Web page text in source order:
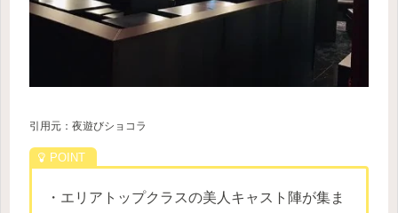
引用元：夜遊びショコラ
・エリアトップクラスの美人キャスト陣が集ま